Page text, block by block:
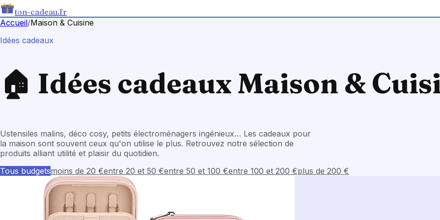
ton-cadeau.fr
Accueil/Maison & Cuisine
Idées cadeaux
🏠 Idées cadeaux Maison &
Ustensiles malins, déco cosy, petits électroménagers ingénieux… Les cadeaux pour
la maison sont souvent ceux qu'on utilise le plus. Retrouvez notre sélection de
produits alliant utilité et plaisir du quotidien.
Tous budgetsmoins de 20 €entre 20 et 50 €entre 50 et 100 €entre 100 et 200 €plus de 200 €